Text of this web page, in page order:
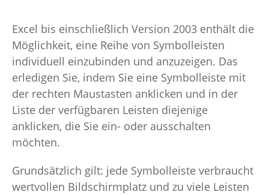
Excel bis einschließlich Version 2003 enthält die
Möglichkeit, eine Reihe von Symbolleisten
individuell einzubinden und anzuzeigen. Das
erledigen Sie, indem Sie eine Symbolleiste mit
der rechten Maustasten anklicken und in der
Liste der verfügbaren Leisten diejenige
anklicken, die Sie ein- oder ausschalten
möchten.
Grundsätzlich gilt: jede Symbolleiste verbraucht
wertvollen Bildschirmplatz und zu viele Leisten